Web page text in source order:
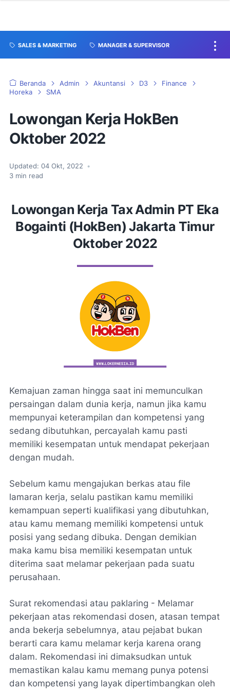
SALES & MARKETING MANAGER & SUPERVISOR
Beranda Admin Akuntansi D3
Finance
Horeka
SMA
Lowongan Kerja HokBen
Oktober 2022
Updated: 04 Okt, 2022
•
3 min read
Lowongan Kerja Tax Admin PT Eka
Bogainti (HokBen) Jakarta Timur
Oktober 2022
Kemajuan zaman hingga saat ini memunculkan
persaingan dalam dunia kerja, namun jika kamu
mempunyai keterampilan dan kompetensi yang
sedang dibutuhkan, percayalah kamu pasti
memiliki kesempatan untuk mendapat pekerjaan
dengan mudah.
Sebelum kamu mengajukan berkas atau file
lamaran kerja, selalu pastikan kamu memiliki
kemampuan seperti kualifikasi yang dibutuhkan,
atau kamu memang memiliki kompetensi untuk
posisi yang sedang dibuka. Dengan demikian
maka kamu bisa memiliki kesempatan untuk
diterima saat melamar pekerjaan pada suatu
perusahaan.
Surat rekomendasi atau paklaring - Melamar
pekerjaan atas rekomendasi dosen, atasan tempat
anda bekerja sebelumnya, atau pejabat bukan
berarti cara kamu melamar kerja karena orang
dalam. Rekomendasi ini dimaksudkan untuk
memastikan kalau kamu memang punya potensi
dan kompetensi yang layak dipertimbangkan oleh